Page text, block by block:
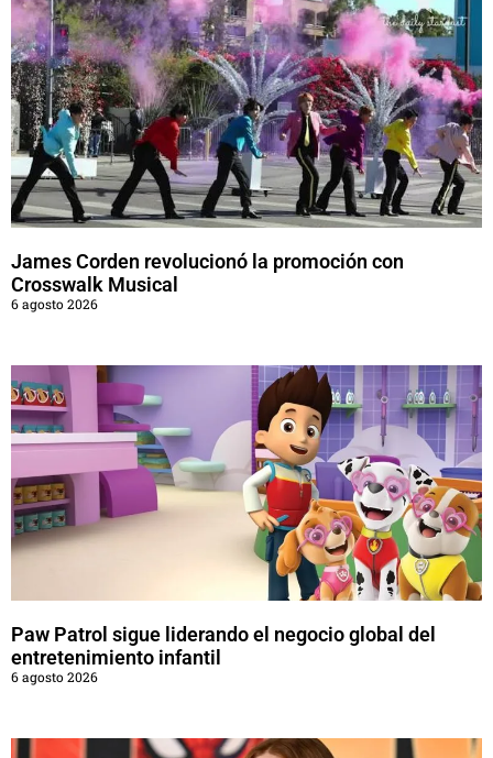
James Corden revolucionó la promoción con
Crosswalk Musical
6 agosto 2026
Paw Patrol sigue liderando el negocio global del
entretenimiento infantil
6 agosto 2026